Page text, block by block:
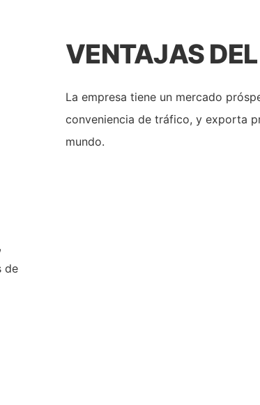
VENTAJAS
La empresa tiene un mercado
conveniencia de tráfico, y exporta
mundo.
de